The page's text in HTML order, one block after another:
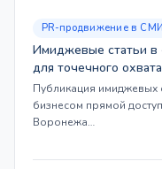
PR-продвижение в СМИ
Имиджевые статьи в
для точечного охвата
Публикация имиджевых
бизнесом прямой
Воронежа…